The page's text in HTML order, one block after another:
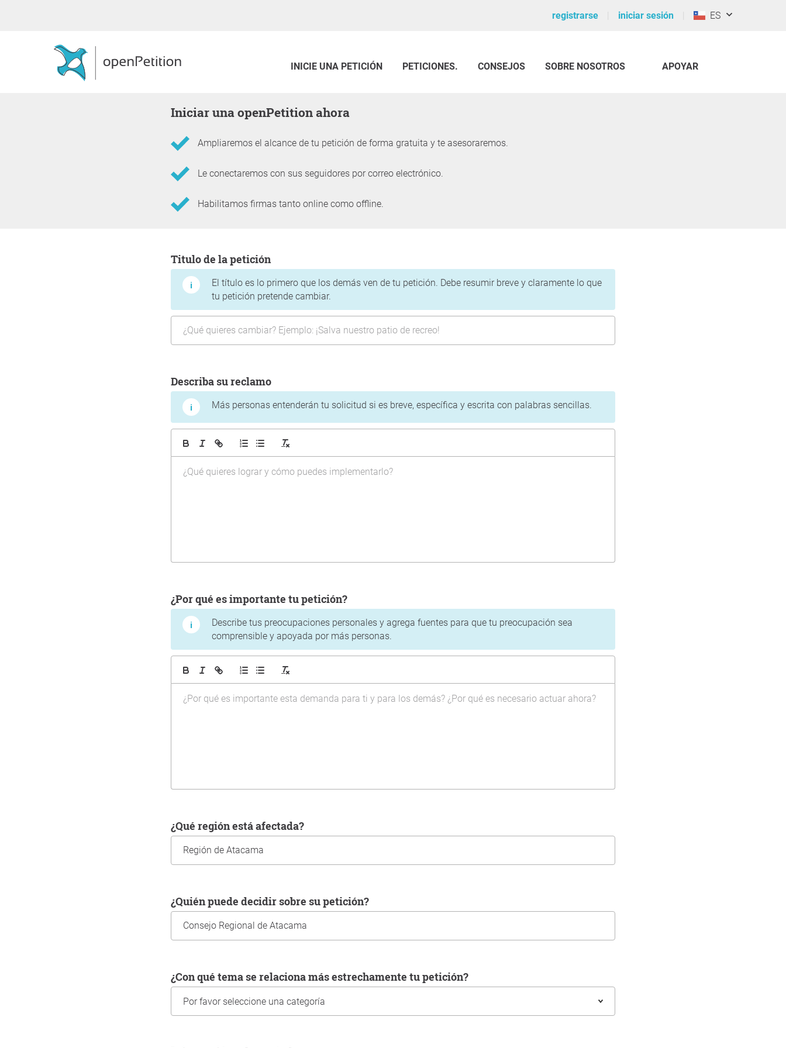
registrarse iniciar sesión ES
INICIE UNA PETICIÓN PETICIONES. CONSEJOS SOBRE NOSOTROS APOYAR
Iniciar una openPetition ahora
Ampliaremos el alcance de tu petición de forma gratuita y te asesoraremos.
Le conectaremos con sus seguidores por correo electrónico.
Habilitamos firmas tanto online como offline.
Titulo de la petición
El título es lo primero que los demás ven de tu petición. Debe resumir breve y claramente lo que
tu petición pretende cambiar.
Describa su reclamo
Más personas entenderán tu solicitud si es breve, específica y escrita con palabras sencillas.
¿Por qué es importante tu petición?
Describe tus preocupaciones personales y agrega fuentes para que tu preocupación sea
comprensible y apoyada por más personas.
¿Qué región está afectada?
¿Quién puede decidir sobre su petición?
¿Con qué tema se relaciona más estrechamente tu petición?